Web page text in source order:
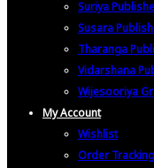
Suriya
Susara
Tharanga
Vidarshana
Wijesooriya
My Account
Wishlist
Order Tracking